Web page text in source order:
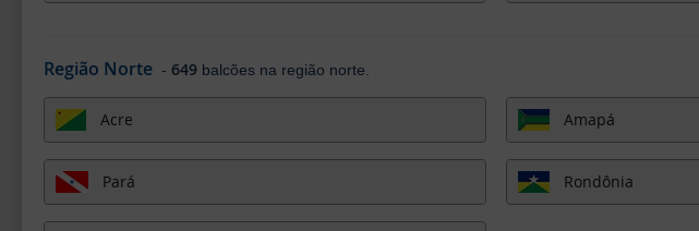
Região Norte - 649balcões na região norte.
Acre Amapá
Pará Rondônia